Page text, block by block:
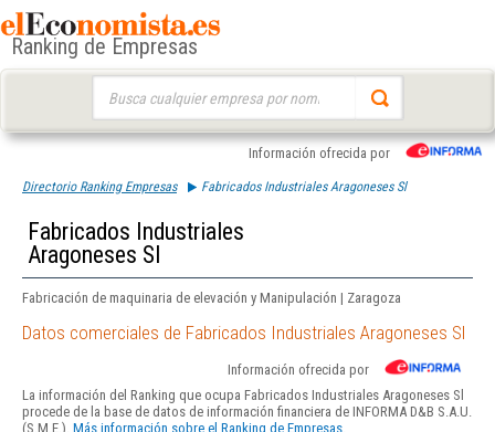
Ranking de Empresas
Información ofrecida por
Directorio Ranking Empresas Fabricados Industriales Aragoneses Sl
Fabricados Industriales
Aragoneses Sl
Fabricación de maquinaria de elevación y Manipulación | Zaragoza
Datos comerciales de Fabricados Industriales Aragoneses Sl
Información ofrecida por
La información del Ranking que ocupa Fabricados Industriales Aragoneses Sl
procede de la base de datos de información financiera de INFORMA D&B S.A.U.
(S.M.E.). Más información sobre el Ranking de Empresas.